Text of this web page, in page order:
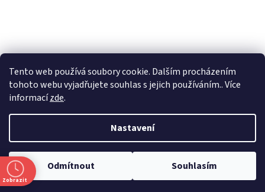
Tento web používá soubory cookie. Dalším procházením
tohoto webu vyjadřujete souhlas s jejich používáním.. Více
informacízde.
Nastavení
Odmítnout Souhlasím
Vytvořil Shoptet
Copyright 2026Zlatnictví Masaříkovi. Všechna práva vyhrazena.
Upravit nastavení cookies
Zobrazit